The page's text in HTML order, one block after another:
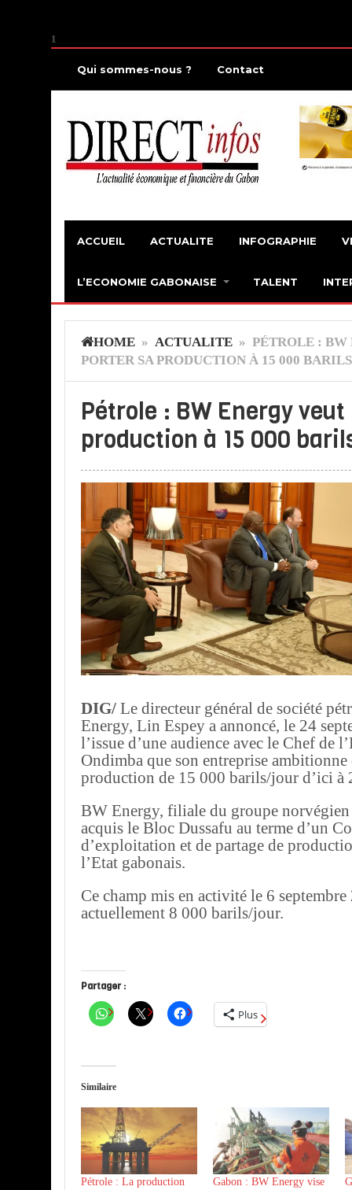
1
Qui sommes-nous ? Contact
ACCUEIL ACTUALITE INFOGRAPHIE
L’ECONOMIE GABONAISE TALENT
HOME » ACTUALITE » PÉTROLE : BW
PORTER SA PRODUCTION À 15 000
Pétrole : BW Energy
production à 15 000
DIG/ Le directeur général de société
Energy, Lin Espey a annoncé, le 24
l’issue d’une audience avec le Chef de
Ondimba que son entreprise ambitionne
production de 15 000 barils/jour d’ici à
BW Energy, filiale du groupe
acquis le Bloc Dussafu au terme d’un
d’exploitation et de partage de
l’Etat gabonais.
Ce champ mis en activité le 6
actuellement 8 000 barils/jour.
Partager :
Plus
Similaire
Pétrole : La production
Gabon : BW Energy vise